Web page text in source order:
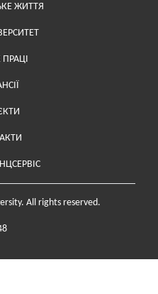
ЖИТТЯ
футері (додаткове)
All rights reserved.